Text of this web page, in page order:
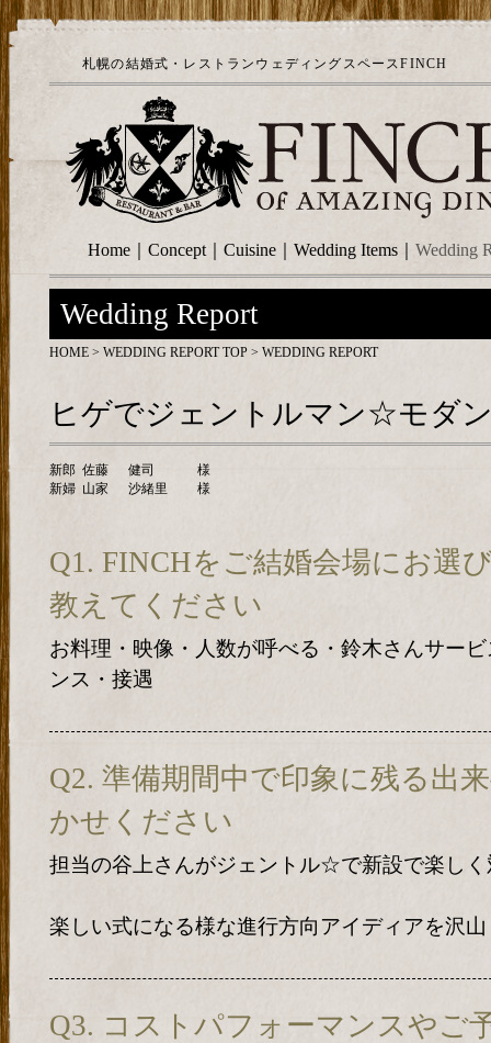
札幌の結婚式・レストランウェディングスペースFINCH
Home Concept Cuisine Wedding Items Wedding
Wedding Report
HOME > WEDDING REPORT TOP > WEDDING REPORT
ヒゲでジェントルマン☆モダ
新郎 佐藤 健司
様
新婦 山家 沙緒里 様
Q1. FINCHをご結婚会場にお選
教えてください
お料理・映像・人数が呼べる・鈴木さんサー
ンス・接遇
Q2. 準備期間中で印象に残る出
かせください
担当の谷上さんがジェントル☆で新設で楽し
楽しい式になる様な進行方向アイディアを沢
Q3. コストパフォーマンスやご